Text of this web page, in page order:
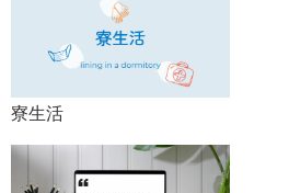
寮生活